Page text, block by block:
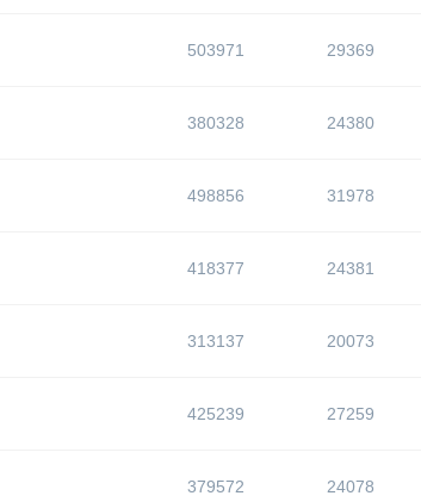
503971 29369
380328 24380
498856 31978
418377 24381
313137 20073
425239 27259
379572 24078